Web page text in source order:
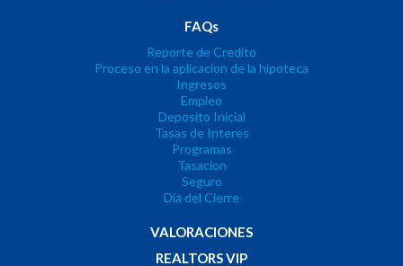
FAQs
Reporte de Credito
Proceso en la aplicacion de la hipoteca
Ingresos
Empleo
Deposito Inicial
Tasas de Interes
Programas
Tasacion
Seguro
Dia del Cierre
VALORACIONES
REALTORS VIP